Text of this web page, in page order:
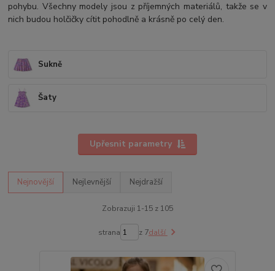
pohybu. Všechny modely jsou z příjemných materiálů, takže se v
nich budou holčičky cítit pohodlně a krásně po celý den.
Sukně
Šaty
Upřesnit parametry
Nejnovější Nejlevnější Nejdražší
Zobrazuji 1-15 z 105
strana z 7další